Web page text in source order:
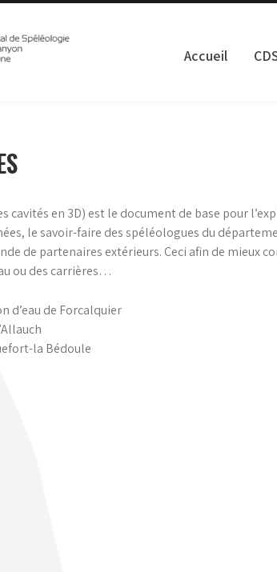
Accueil
cavités en 3D) est le document de base pour
le savoir-faire des spéléologues du
de partenaires extérieurs. Ceci afin de mieux
ou des carrières…
d’eau de Forcalquier
la Bédoule